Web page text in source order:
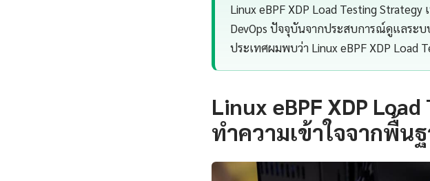
Linux eBPF XDP Load Testing
DevOps ปัจจุบันจากประสบการณ์ดูแลระบ
ประเทศผมพบว่า Linux eBPF XDP Load
Linux eBPF XDP
ทำความเข้าใจจากพื้น